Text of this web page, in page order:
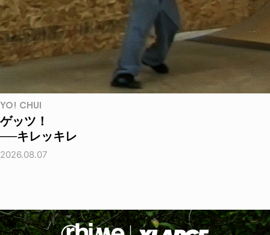
YO! CHUI
ゲッツ！
──キレッキレ
2026.08.07